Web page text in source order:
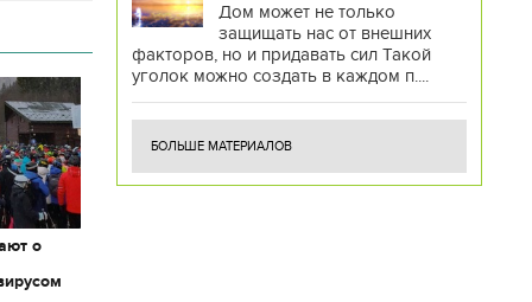
о
Дом может не только
защищать нас от внешних
факторов, но и придавать сил Такой
уголок можно создать в каждом п....
БОЛЬШЕ МАТЕРИАЛОВ